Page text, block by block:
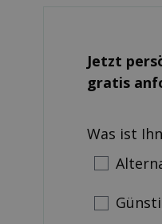
Jetzt
gratis
Was ist